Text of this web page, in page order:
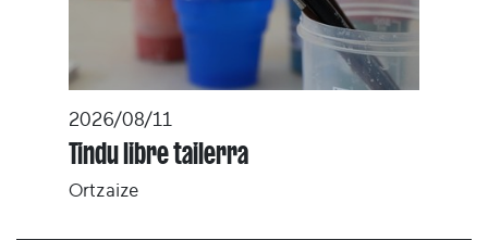
2026/08/11
Tindu libre tailerra
Ortzaize